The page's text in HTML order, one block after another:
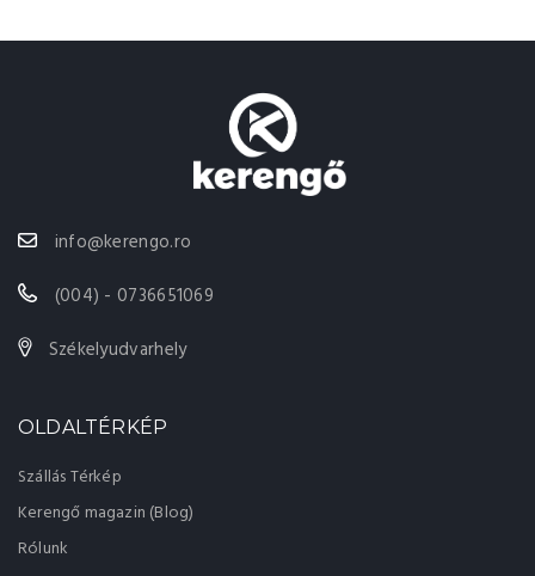
info@kerengo.ro
(004) - 0736651069
Székelyudvarhely
OLDALTÉRKÉP
Szállás Térkép
Kerengő magazin (Blog)
Rólunk